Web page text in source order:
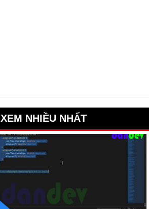
XEM NHIỀU NHẤT